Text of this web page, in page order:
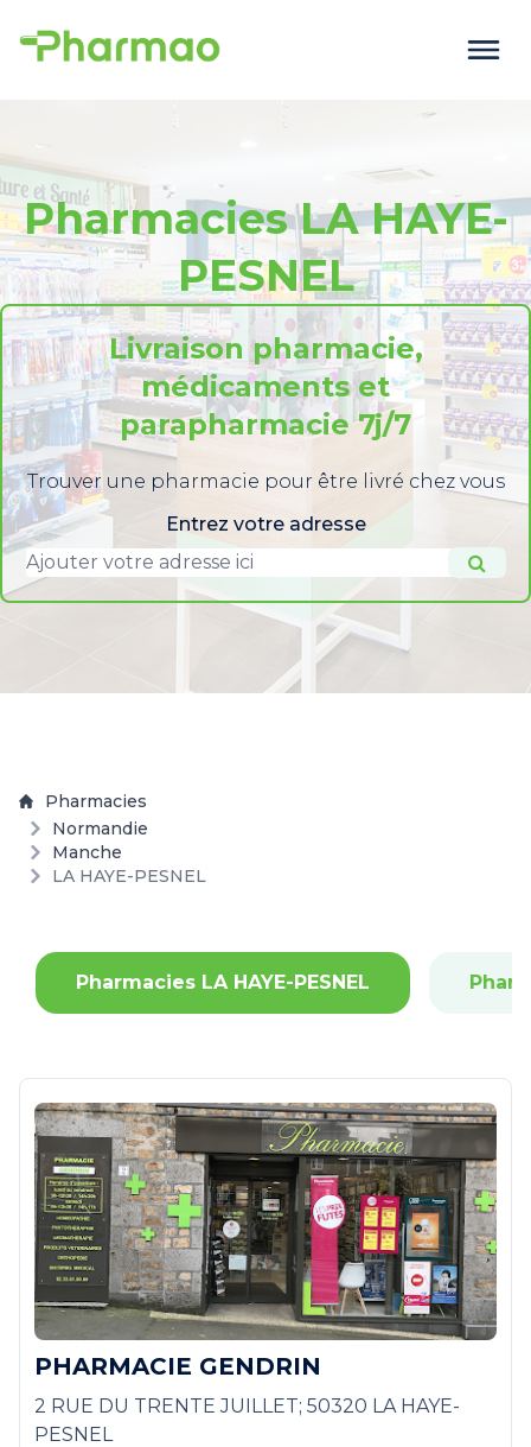
Pharmacies LA HAYE-
PESNEL
Livraison pharmacie,
médicaments et
parapharmacie 7j/7
Trouver une pharmacie pour être livré chez vous
Entrez votre adresse
Pharmacies
Normandie
Manche
LA HAYE-PESNEL
Pharmacies LA HAYE-PESNEL
PHARMACIE GENDRIN
2 RUE DU TRENTE JUILLET; 50320 LA HAYE-
PESNEL